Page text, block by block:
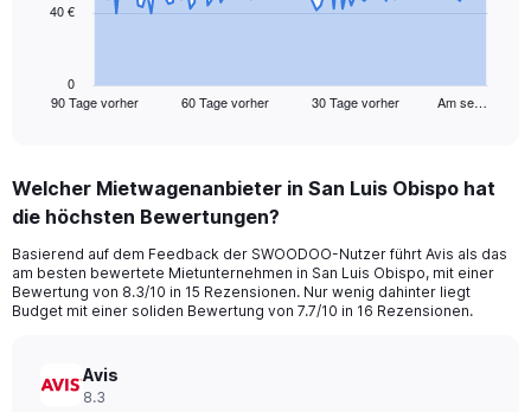
The
Range:
91
The
chart
has
axis
displaying
90 Tage vorher 60 Tage vorher 30 Tage vorher Am se…
0
40 €
End
Welcher Mietwagenanbieter in San Luis Obispo hat
die höchsten Bewertungen?
Basierend auf dem Feedback der SWOODOO-Nutzer führt Avis als das
am besten bewertete Mietunternehmen in San Luis Obispo, mit einer
Bewertung von 8.3/10 in 15 Rezensionen. Nur wenig dahinter liegt
Budget mit einer soliden Bewertung von 7.7/10 in 16 Rezensionen.
Avis
8.3